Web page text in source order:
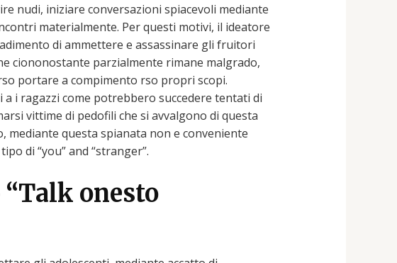
nudi, iniziare conversazioni spiacevoli mediante
materialmente. Per questi motivi, il ideatore
di ammettere e assassinare gli fruitori
ciononostante parzialmente rimane malgrado,
portare a compimento rso propri scopi.
i ragazzi come potrebbero succedere tentati di
vittime di pedofili che si avvalgono di questa
mediante questa spianata non e conveniente
di “you” and “stranger”.
onesto